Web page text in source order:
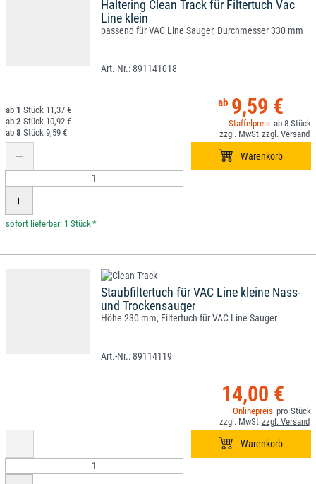
Haltering Clean Track für Filtertuch Vac
Line klein
passend für VAC Line Sauger, Durchmesser 330 mm
891141018
9,59 €
8
1
11,37 €
2
10,92 €
8
9,59 €
*
Staubfiltertuch für VAC Line kleine Nass-
und Trockensauger
Höhe 230 mm, Filtertuch für VAC Line Sauger
89114119
14,00 €